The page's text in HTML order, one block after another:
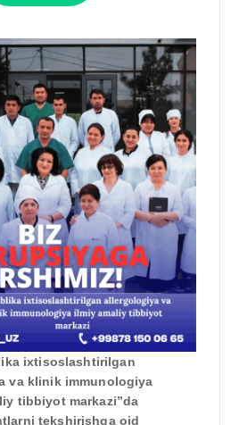
ixtisoslashtirilgan
va klinik immunologiya
tibbiyot markazi”da
tekshirishga oid